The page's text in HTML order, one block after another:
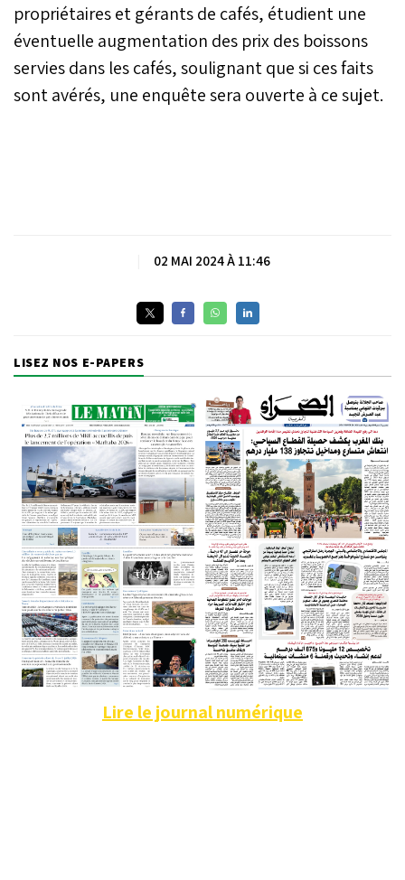
propriétaires et gérants de cafés, étudient une
éventuelle augmentation des prix des boissons
servies dans les cafés, soulignant que si ces faits
sont avérés, une enquête sera ouverte à ce sujet.
02 MAI 2024 À 11:46
LISEZ NOS E-PAPERS
Lire le journal numérique